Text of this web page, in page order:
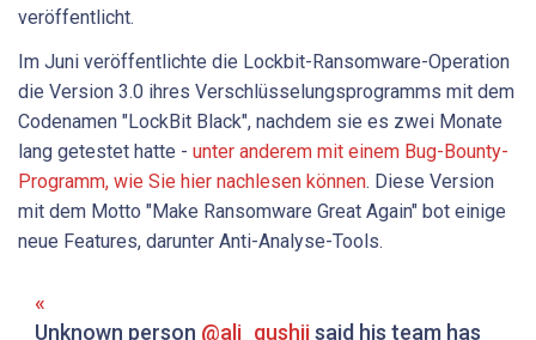
veröffentlicht.
Im Juni veröffentlichte die Lockbit-Ransomware-Operation
die Version 3.0 ihres Verschlüsselungsprogramms mit dem
Codenamen "LockBit Black", nachdem sie es zwei Monate
lang getestet hatte - unter anderem mit einem Bug-Bounty-
Programm, wie Sie hier nachlesen können. Diese Version
mit dem Motto "Make Ransomware Great Again" bot einige
neue Features, darunter Anti-Analyse-Tools.
Unknown person @ali_qushjisaid his team has